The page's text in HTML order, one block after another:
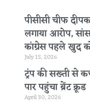
पीसीसी चीफ
लगाया आरोप,
कांग्रेस पहले खुद
July 15, 2026
ट्रंप की सख्ती से
पार पहुंचा ब्रेंट क्रूड
April 30, 2026